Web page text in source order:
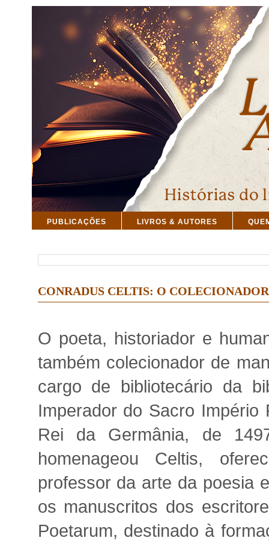
PUBLICAÇÕES LIVROS & AUTORES
CONRADUS CELTIS: O
O poeta, historiador e
também colecionador de
cargo de bibliotecário da
Imperador do Sacro Império
Rei da Germânia, de
homenageou Celtis,
professor da arte da poesia
os manuscritos dos
Poetarum, destinado à